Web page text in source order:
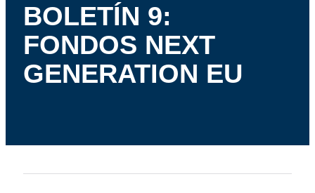
BOLETÍN 9:
FONDOS NEXT
GENERATION EU